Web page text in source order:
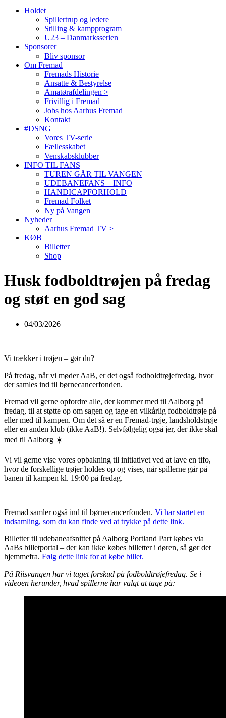
Holdet
Spillertrup og ledere
Stilling & kampprogram
U23 – Danmarksserien
Sponsorer
Bliv sponsor
Om Fremad
Fremads Historie
Ansatte & Bestyrelse
Amatørafdelingen >
Frivillig i Fremad
Jobs hos Aarhus Fremad
Kontakt
#DSNG
Vores TV-serie
Fællesskabet
Venskabsklubber
INFO TIL FANS
TUREN GÅR TIL VANGEN
UDEBANEFANS – INFO
HANDICAPFORHOLD
Fremad Folket
Ny på Vangen
Nyheder
Aarhus Fremad TV >
KØB
Billetter
Shop
Husk fodboldtrøjen på fredag
og støt en god sag
04/03/2026
Vi trækker i trøjen – gør du?
På fredag, når vi møder AaB, er det også fodboldtrøjefredag, hvor
der samles ind til børnecancerfonden.
Fremad vil gerne opfordre alle, der kommer med til Aalborg på
fredag, til at støtte op om sagen og tage en vilkårlig fodboldtrøje på
eller med til kampen. Om det så er en Fremad-trøje, landsholdstrøje
eller en anden klub (ikke AaB!). Selvfølgelig også jer, der ikke skal
med til Aalborg ☀️
Vi vil gerne vise vores opbakning til initiativet ved at lave en tifo,
hvor de forskellige trøjer holdes op og vises, når spillerne går på
banen til kampen kl. 19:00 på fredag.
Fremad samler også ind til børnecancerfonden. Vi har startet en
indsamling, som du kan finde ved at trykke på dette link.
Billetter til udebaneafsnittet på Aalborg Portland Part købes via
AaBs billetportal – der kan ikke købes billetter i døren, så gør det
hjemmefra. Følg dette link for at købe billet.
På Riisvangen har vi taget forskud på fodboldtrøjefredag. Se i
videoen herunder, hvad spillerne har valgt at tage på: